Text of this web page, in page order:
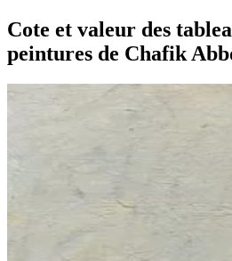
Cote et valeur des
peintures de Chafik